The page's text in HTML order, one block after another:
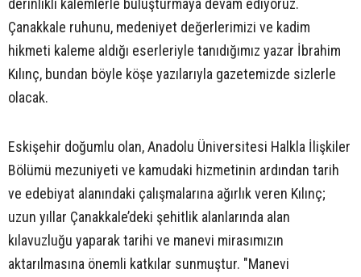
derinlikli kalemlerle buluşturmaya devam ediyoruz.
Çanakkale ruhunu, medeniyet değerlerimizi ve kadim
hikmeti kaleme aldığı eserleriyle tanıdığımız yazar İbrahim
Kılınç, bundan böyle köşe yazılarıyla gazetemizde sizlerle
olacak.
Eskişehir doğumlu olan, Anadolu Üniversitesi Halkla İlişkiler
Bölümü mezuniyeti ve kamudaki hizmetinin ardından tarih
ve edebiyat alanındaki çalışmalarına ağırlık veren Kılınç;
uzun yıllar Çanakkale’deki şehitlik alanlarında alan
kılavuzluğu yaparak tarihi ve manevi mirasımızın
aktarılmasına önemli katkılar sunmuştur. "Manevi